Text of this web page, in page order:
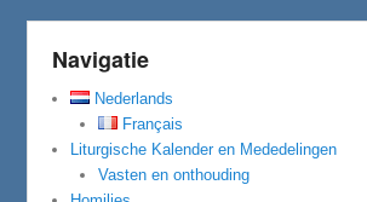
Navigatie
Nederlands
Français
Liturgische Kalender en Mededelingen
Vasten en onthouding